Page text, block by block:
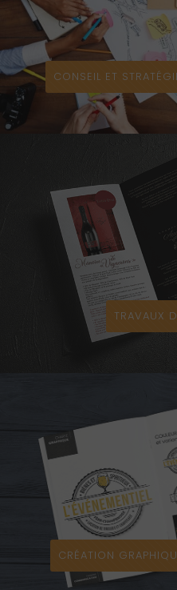
CONSEIL ET
TRAVAUX
CRÉATION